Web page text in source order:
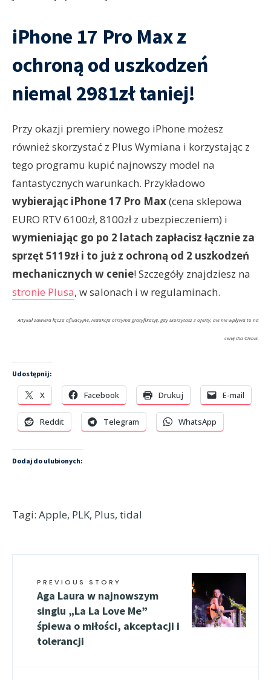
iPhone 17 Pro Max z
ochroną od uszkodzeń
niemal 2981zł taniej!
Przy okazji premiery nowego iPhone możesz
również skorzystać z Plus Wymiana i korzystając z
tego programu kupić najnowszy model na
fantastycznych warunkach. Przykładowo
wybierając iPhone 17 Pro Max(cena sklepowa
EURO RTV 6100zł, 8100zł z ubezpieczeniem) i
wymieniając go po 2 latach zapłacisz łącznie za
sprzęt 5119zł i to już z ochroną od 2 uszkodzeń
mechanicznych w cenie! Szczegóły znajdziesz na
stronie Plusa, w salonach i w regulaminach.
Artykuł zawiera łącza afiliacyjne, redakcja otrzyma gratyfikację, gdy skorzytasz z oferty, ale nie wpływa to na
cenę dla Ciebie.
Udostępnij:
X Facebook Drukuj E-mail
Reddit Telegram WhatsApp
Dodaj do ulubionych:
Tagi: Apple, PLK, Plus, tidal
PREVIOUS STORY
Aga Laura w najnowszym
singlu „La La Love Me”
śpiewa o miłości, akceptacji i
tolerancji